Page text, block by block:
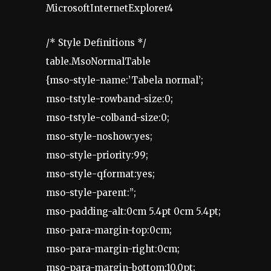
MicrosoftInternetExplorer4
/* Style Definitions */
table.MsoNormalTable
{mso-style-name:’Tabela normal’;
mso-tstyle-rowband-size:0;
mso-tstyle-colband-size:0;
mso-style-noshow:yes;
mso-style-priority:99;
mso-style-qformat:yes;
mso-style-parent:”;
mso-padding-alt:0cm 5.4pt 0cm 5.4pt;
mso-para-margin-top:0cm;
mso-para-margin-right:0cm;
mso-para-margin-bottom:10.0pt;